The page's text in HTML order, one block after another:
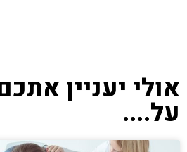
אולי יעניין
על....